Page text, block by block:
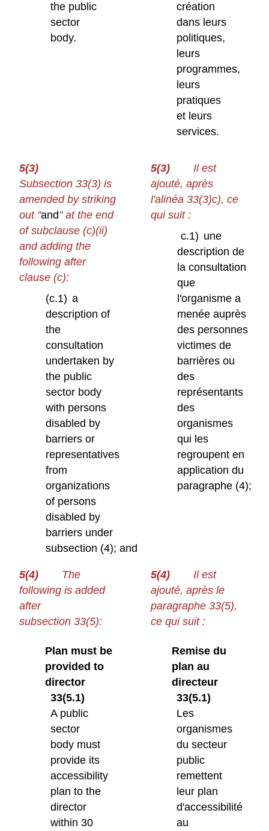
the public
sector
body.
création
dans leurs
politiques,
leurs
programmes,
leurs
pratiques
et leurs
services.
5(3)
Subsection 33(3) is
amended by striking
out "and" at the end
of subclause (c)⁠(ii)
and adding the
following after
clause (c):
(c.1) a
description of
the
consultation
undertaken by
the public
sector body
with persons
disabled by
barriers or
representatives
from
organizations
of persons
disabled by
barriers under
subsection (4); and
5(3)
Il est
ajouté, après
l'alinéa 33(3)c), ce
qui suit :
c.1) une
description de
la consultation
que
l'organisme a
menée auprès
des personnes
victimes de
barrières ou
des
représentants
des
organismes
qui les
regroupent en
application du
paragraphe (4);
5(4)
The
following is added
after
subsection 33(5):
5(4)
Il est
ajouté, après le
paragraphe 33(5),
ce qui suit :
Plan must be
provided to
director
33(5.1)
A public
sector
body must
provide its
accessibility
plan to the
director
within 30
Remise du
plan au
directeur
33(5.1)
Les
organismes
du secteur
public
remettent
leur plan
d'accessibilité
au